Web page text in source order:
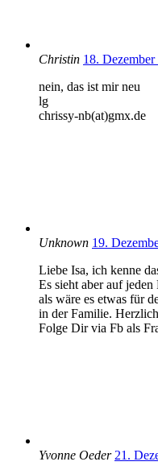
Christin 18. Dezember
nein, das ist mir neu
lg
chrissy-nb(at)gmx.de
Unknown 19.
Liebe Isa, ich kenne
Es sieht aber auf jeden
als wäre es etwas für
in der Familie.
Folge Dir via Fb als
Yvonne Oeder 21.